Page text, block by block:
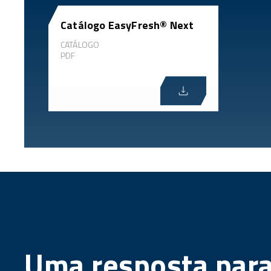
Catálogo EasyFresh® Next
CATÁLOGO
PDF